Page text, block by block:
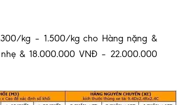
kg – 1.500/kg cho Hàng nặng &
& 18.000.000 VNĐ – 22.000.000